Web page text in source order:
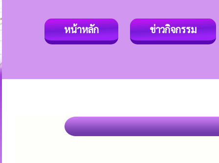
หน้าหลัก ข่าวกิจกรรม